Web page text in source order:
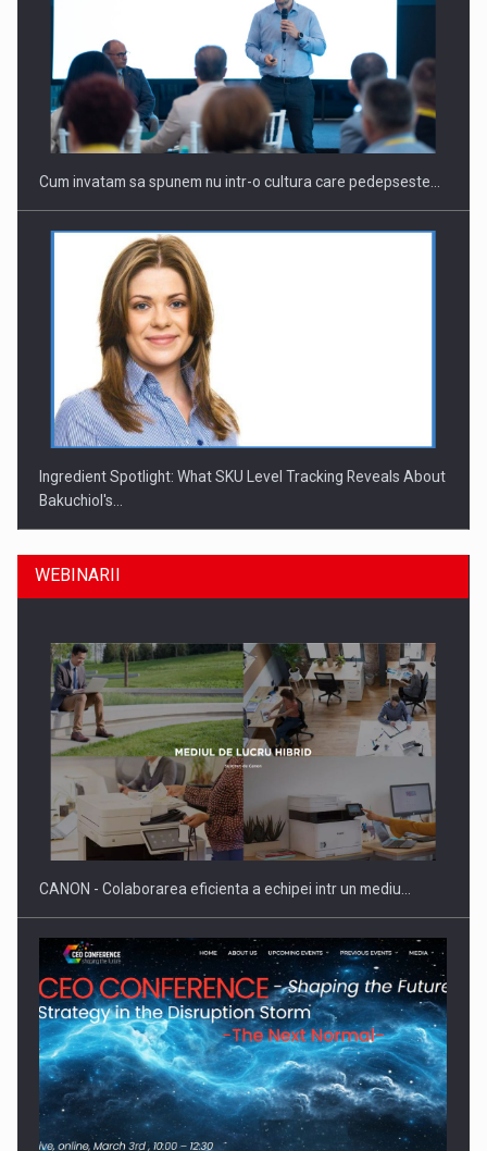
Cum invatam sa spunem nu intr-o cultura care pedepseste…
Ingredient Spotlight: What SKU Level Tracking Reveals About
Bakuchiol's…
Producatorii si comerciantii care nu se supun noilor
reglementari…
Proteinmaxxing and the Future of Protein Demand
WEBINARII
CANON - Colaborarea eficienta a echipei intr un mediu…